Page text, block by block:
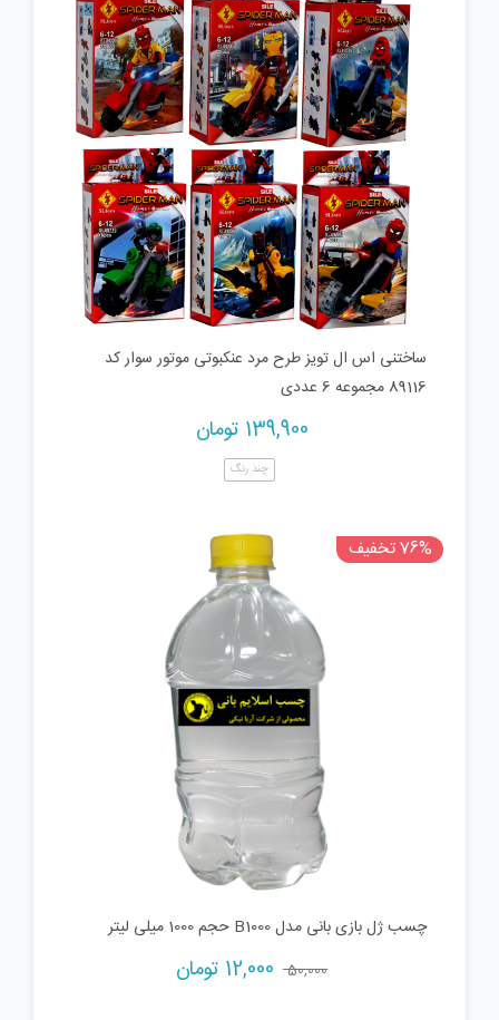
ساختنی اس ال تویز طرح مرد عنکبوتی موتور سوار کد
89116 مجموعه 6 عددی
139,900 تومان
چند رنگ
76% تخفیف
چسب ژل بازی بانی مدل B1000 حجم 1000 میلی لیتر
50,000
Original
12,000 تومان